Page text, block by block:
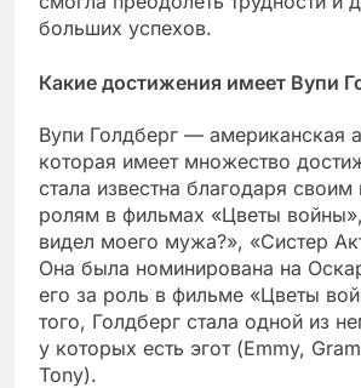
больших успехов.
Какие достижения имеет Вупи
Вупи Голдберг — американская
которая имеет множество
стала известна благодаря
ролям в фильмах «Цветы
видел моего мужа?», «Систер
Она была номинирована на
его за роль в фильме «Цветы
того, Голдберг стала одной из
у которых есть эгот (Emmy,
Tony).